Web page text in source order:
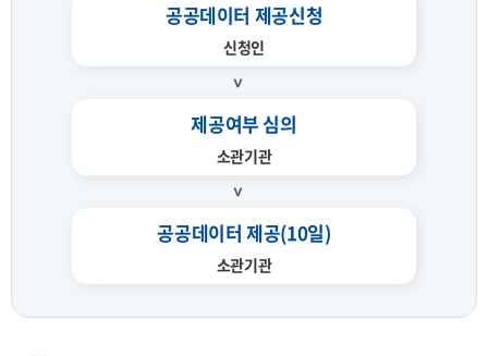
공공데이터 제공신청
신청인
제공여부 심의
소관기관
공공데이터 제공(10일)
소관기관